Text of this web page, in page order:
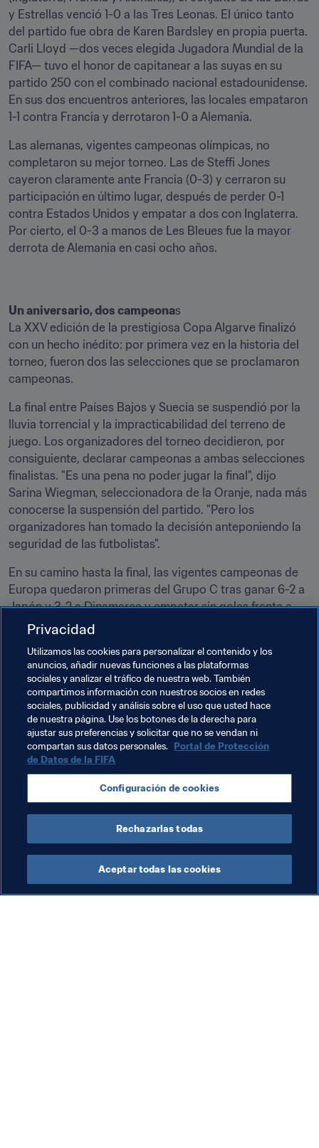
y Estrellas venció 1-0 a las Tres Leonas. El único tanto
del partido fue obra de Karen Bardsley en propia puerta.
Carli Lloyd —dos veces elegida Jugadora Mundial de la
FIFA— tuvo el honor de capitanear a las suyas en su
partido 250 con el combinado nacional estadounidense.
En sus dos encuentros anteriores, las locales empataron
1-1 contra Francia y derrotaron 1-0 a Alemania.
Las alemanas, vigentes campeonas olímpicas, no
completaron su mejor torneo. Las de Steffi Jones
cayeron claramente ante Francia (0-3) y cerraron su
participación en último lugar, después de perder 0-1
contra Estados Unidos y empatar a dos con Inglaterra.
Por cierto, el 0-3 a manos de Les Bleues fue la mayor
derrota de Alemania en casi ocho años.
Un aniversario, dos campeonas
La XXV edición de la prestigiosa Copa Algarve finalizó
con un hecho inédito: por primera vez en la historia del
torneo, fueron dos las selecciones que se proclamaron
campeonas.
La final entre Países Bajos y Suecia se suspendió por la
lluvia torrencial y la impracticabilidad del terreno de
juego. Los organizadores del torneo decidieron, por
consiguiente, declarar campeonas a ambas selecciones
finalistas. "Es una pena no poder jugar la final", dijo
Sarina Wiegman, seleccionadora de la Oranje, nada más
conocerse la suspensión del partido. "Pero los
organizadores han tomado la decisión anteponiendo la
seguridad de las futbolistas".
En su camino hasta la final, las vigentes campeonas de
Europa quedaron primeras del Grupo C tras ganar 6-2 a
Japón y 3-2 a Dinamarca y empatar sin goles frente a
Islandia. Las suecas, por su parte, también se mostraron
Canadá y 3-0 a Rusia y firmaron tablas ante la República
de Corea (1-1).
La RP China tuvo que conformarse, finalmente, con la
undécima posición. Islandia cerró su participación en el
noveno puesto, igual que el año pasado. La quinta plaza
fue para Canadá, campeona en 2016, después de ganar
2-0 a Japón. En el partido por el tercer puesto, Portugal
se impuso 2-1 a Australia.
Privacidad
Utilizamos las cookies para personalizar el contenido y los
anuncios, añadir nuevas funciones a las plataformas
sociales y analizar el tráfico de nuestra web. También
compartimos información con nuestros socios en redes
sociales, publicidad y análisis sobre el uso que usted hace
de nuestra página. Use los botones de la derecha para
ajustar sus preferencias y solicitar que no se vendan ni
compartan sus datos personales. Portal de Protección
de Datos de la FIFA
Configuración de cookies
Rechazarlas todas
Aceptar todas las cookies